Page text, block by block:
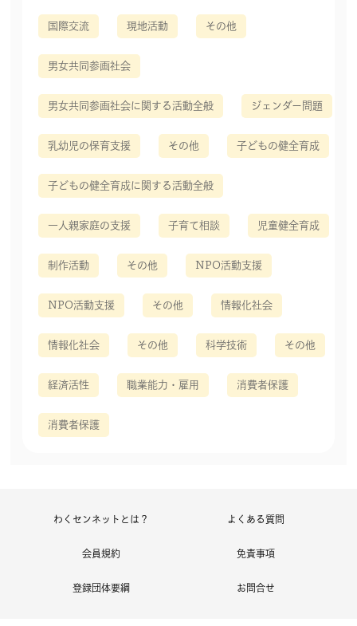
国際交流 現地活動 その他
男女共同参画社会
男女共同参画社会に関する活動全般 ジェンダー問題
乳幼児の保育支援 その他 子どもの健全育成
子どもの健全育成に関する活動全般
一人親家庭の支援 子育て相談 児童健全育成
制作活動 その他 NPO活動支援
NPO活動支援 その他 情報化社会
情報化社会 その他 科学技術 その他
経済活性 職業能力・雇用 消費者保護
消費者保護
わくセンネットとは？ よくある質問
会員規約 免責事項
登録団体要綱 お問合せ